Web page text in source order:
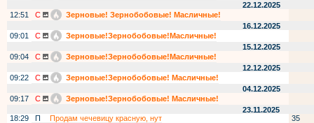
22.12.2025
12:51
С
Зерновые! Зернобобовые! Масличные!
16.12.2025
09:01
С
Зерновые!Зернобобовые!Масличные!
15.12.2025
09:04
С
Зерновые!Зернобобовые!Масличные!
12.12.2025
09:22
С
Зерновые!Зернобобовые! Масличные!
04.12.2025
09:17
С
Зерновые!Зернобобовые! Масличные!
23.11.2025
18:29
П Продам чечевицу красную, нут
35